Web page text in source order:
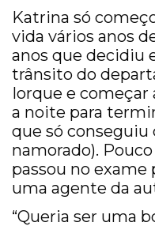
Katrina só
vida vários anos
anos que decidiu
trânsito do
Iorque e
a noite para
que só conseguiu
namorado).
passou no exame
uma agente da
“Queria ser uma